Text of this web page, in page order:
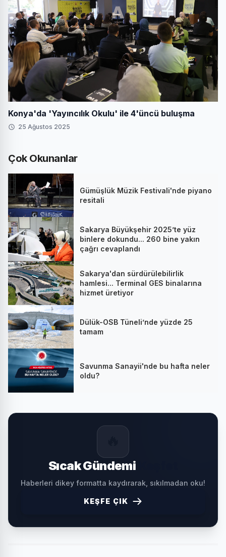
Konya'da 'Yayıncılık Okulu' ile 4'üncü buluşma
25 Ağustos 2025
Çok Okunanlar
Gümüşlük Müzik Festivali'nde piyano
resitali
Sakarya Büyükşehir 2025’te yüz
binlere dokundu... 260 bine yakın
çağrı cevaplandı
Sakarya'dan sürdürülebilirlik
hamlesi... Terminal GES binalarına
hizmet üretiyor
Dülük-OSB Tüneli’nde yüzde 25
tamam
Savunma Sanayii'nde bu hafta neler
oldu?
Sıcak Gündemi
Haberleri dikey formatta kaydırarak, sıkılmadan oku!
KEŞFE ÇIK